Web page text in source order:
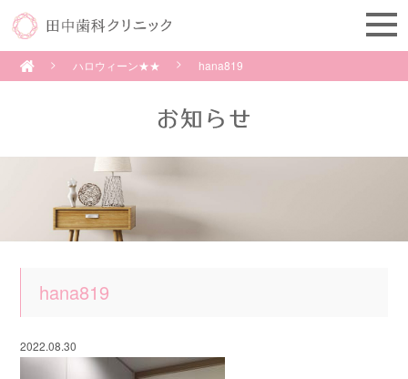
ハロウィーン★★ hana819
hana819
2022.08.30